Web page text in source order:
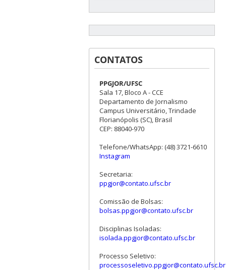
CONTATOS
PPGJOR/UFSC
Sala 17, Bloco A - CCE
Departamento de Jornalismo
Campus Universitário, Trindade
Florianópolis (SC), Brasil
CEP: 88040-970
Telefone/WhatsApp: (48) 3721-6610
Instagram
Secretaria:
ppgjor@contato.ufsc.br
Comissão de Bolsas:
bolsas.ppgjor@contato.ufsc.br
Disciplinas Isoladas:
isolada.ppgjor@contato.ufsc.br
Processo Seletivo:
processoseletivo.ppgjor@contato.ufsc.br